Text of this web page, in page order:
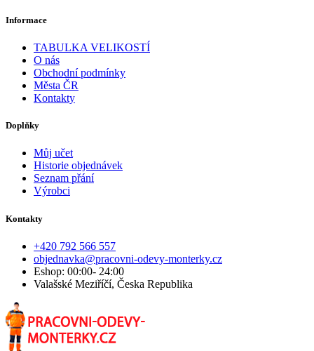
Informace
TABULKA VELIKOSTÍ
O nás
Obchodní podmínky
Města ČR
Kontakty
Doplňky
Můj učet
Historie objednávek
Seznam přání
Výrobci
Kontakty
+420 792 566 557
objednavka@pracovni-odevy-monterky.cz
Eshop: 00:00- 24:00
Valašské Meziříčí, Česka Republika